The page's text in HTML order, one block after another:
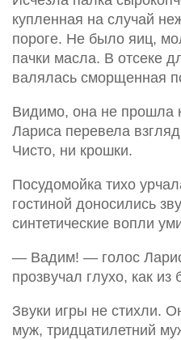
купленная на случай
пороге. Не было яиц,
пачки масла. В отсеке
валялась сморщенная
Видимо, она не прошла
Лариса перевела
Чисто, ни крошки.
Посудомойка тихо
гостиной доносились
синтетические вопли
— Вадим! — голос
прозвучал глухо, как из
Звуки игры не стихли.
муж, тридцатилетний